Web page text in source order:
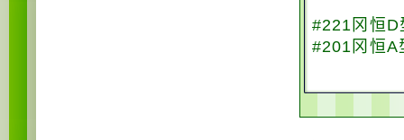
#221冈恒
#201冈恒A